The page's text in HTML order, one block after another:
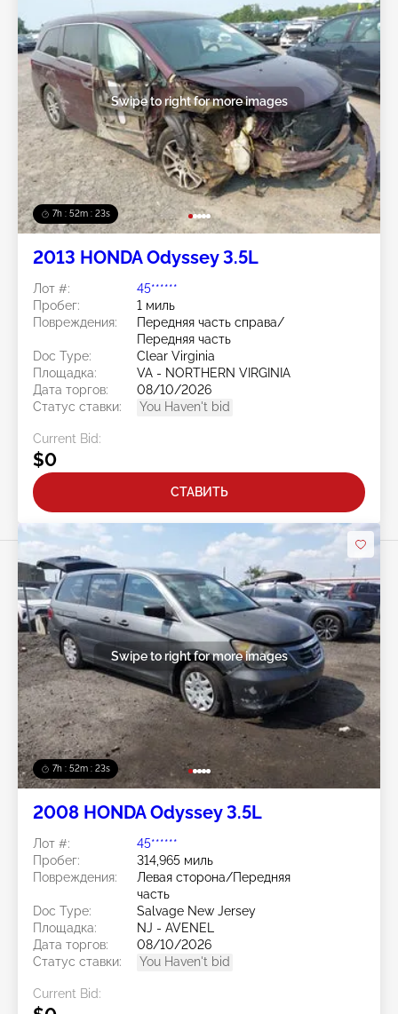
7h : 52m : 20s
Swipe to right for more images
2013 HONDA Odyssey 3.5L
Лот #:
45******
Пробег:
1 миль
Повреждения:
Передняя часть справа/
Передняя часть
Doc Type:
Clear Virginia
Площадка:
VA - NORTHERN VIRGINIA
Дата торгов:
08/10/2026
Статус ставки:
You Haven't bid
Current Bid:
$0
СТАВИТЬ
7h : 52m : 20s
Swipe to right for more images
2008 HONDA Odyssey 3.5L
Лот #:
45******
Пробег:
314,965 миль
Повреждения:
Левая сторона/Передняя
часть
Doc Type:
Salvage New Jersey
Площадка:
NJ - AVENEL
Дата торгов:
08/10/2026
Статус ставки:
You Haven't bid
Current Bid: